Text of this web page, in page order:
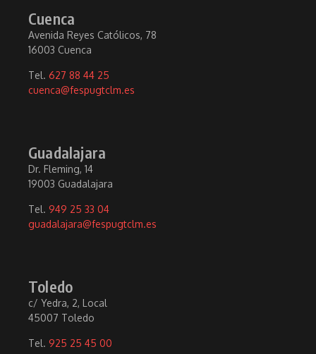
Cuenca
Avenida Reyes Católicos, 78
16003 Cuenca
Tel. 627 88 44 25
cuenca@fespugtclm.es
Guadalajara
Dr. Fleming, 14
19003 Guadalajara
Tel. 949 25 33 04
guadalajara@fespugtclm.es
Toledo
c/ Yedra, 2, Local
45007 Toledo
Tel. 925 25 45 00